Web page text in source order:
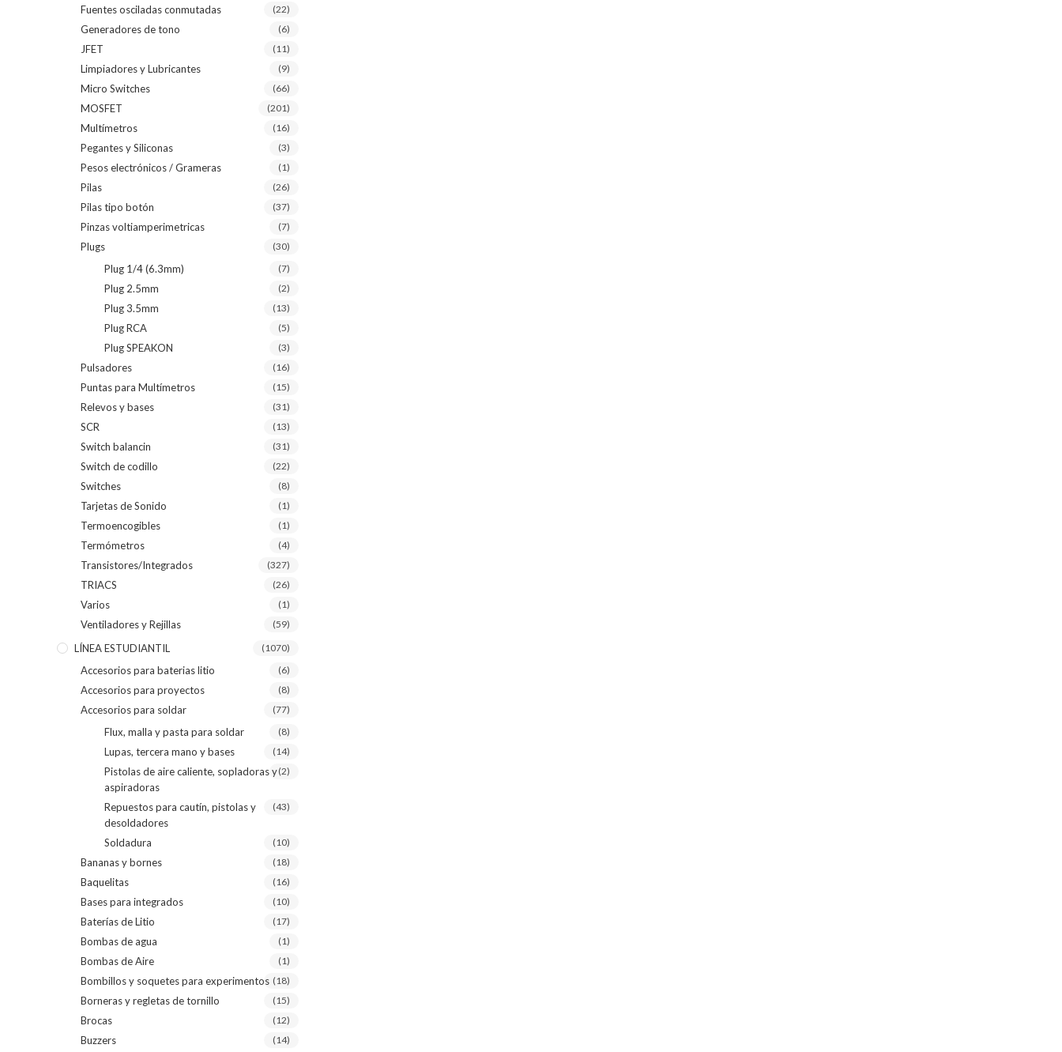
Fuentes osciladas conmutadas (22)
Generadores de tono (6)
JFET (11)
Limpiadores y Lubricantes (9)
Micro Switches (66)
MOSFET (201)
Multímetros (16)
Pegantes y Siliconas (3)
Pesos electrónicos / Grameras (1)
Pilas (26)
Pilas tipo botón (37)
Pinzas voltiamperimetricas (7)
Plugs (30)
Plug 1/4 (6.3mm) (7)
Plug 2.5mm (2)
Plug 3.5mm (13)
Plug RCA (5)
Plug SPEAKON (3)
Pulsadores (16)
Puntas para Multímetros (15)
Relevos y bases (31)
SCR (13)
Switch balancin (31)
Switch de codillo (22)
Switches (8)
Tarjetas de Sonido (1)
Termoencogibles (1)
Termómetros (4)
Transistores/Integrados (327)
TRIACS (26)
Varios (1)
Ventiladores y Rejillas (59)
LÍNEA ESTUDIANTIL (1070)
Accesorios para baterias litio (6)
Accesorios para proyectos (8)
Accesorios para soldar (77)
Flux, malla y pasta para soldar (8)
Lupas, tercera mano y bases (14)
Pistolas de aire caliente, sopladoras y
aspiradoras
(2)
Repuestos para cautín, pistolas y
desoldadores
(43)
Soldadura (10)
Bananas y bornes (18)
Baquelitas (16)
Bases para integrados (10)
Baterías de Litio (17)
Bombas de agua (1)
Bombas de Aire (1)
Bombillos y soquetes para experimentos (18)
Borneras y regletas de tornillo (15)
Brocas (12)
Buzzers (14)